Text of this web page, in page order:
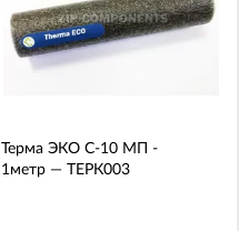
Терма ЭКО С-10 МП -
1метр — ТЕРК003